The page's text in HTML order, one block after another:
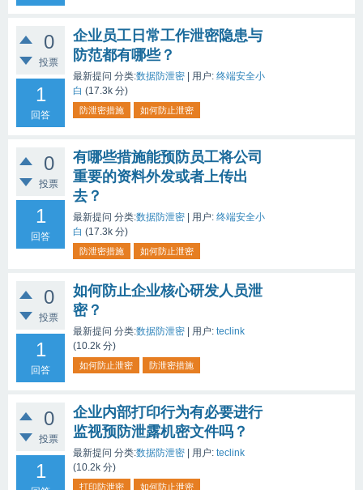
0
投票
1
回答
企业员工日常工作泄密隐患与
防范都有哪些？
最新提问 分类:数据防泄密 用户: 终端安全小
白 (17.3k 分)
防泄密措施 如何防止泄密
0
投票
1
回答
有哪些措施能预防员工将公司
重要的资料外发或者上传出
去？
最新提问 分类:数据防泄密 用户: 终端安全小
白 (17.3k 分)
防泄密措施 如何防止泄密
0
投票
1
回答
如何防止企业核心研发人员泄
密？
最新提问 分类:数据防泄密 用户: teclink
(10.2k 分)
如何防止泄密 防泄密措施
0
投票
1
企业内部打印行为有必要进行
监视预防泄露机密文件吗？
最新提问 分类:数据防泄密 用户: teclink
(10.2k 分)
打印防泄密
如何防止泄密